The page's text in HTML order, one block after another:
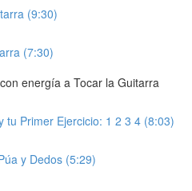
(9:30)
(7:30)
energía a Tocar la Guitarra
tu Primer Ejercicio: 1 2 3 4 (8:03)
y Dedos (5:29)